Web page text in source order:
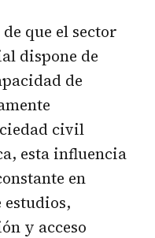
que el sector
dispone de
de
civil
esta influencia
en
y acceso